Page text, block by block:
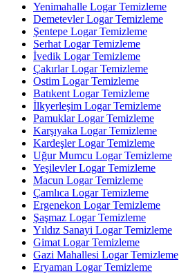
Yenimahalle Logar Temizleme
Demetevler Logar Temizleme
Şentepe Logar Temizleme
Serhat Logar Temizleme
İvedik Logar Temizleme
Çakırlar Logar Temizleme
Ostim Logar Temizleme
Batıkent Logar Temizleme
İlkyerleşim Logar Temizleme
Pamuklar Logar Temizleme
Karşıyaka Logar Temizleme
Kardeşler Logar Temizleme
Uğur Mumcu Logar Temizleme
Yeşilevler Logar Temizleme
Macun Logar Temizleme
Çamlıca Logar Temizleme
Ergenekon Logar Temizleme
Şaşmaz Logar Temizleme
Yıldız Sanayi Logar Temizleme
Gimat Logar Temizleme
Gazi Mahallesi Logar Temizleme
Eryaman Logar Temizleme